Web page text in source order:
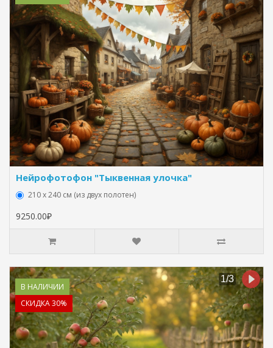
Нейрофотофон "Тыквенная улочка"
210 х 240 см (из двух полотен)
9250.00₽
В НАЛИЧИИ
СКИДКА 30%